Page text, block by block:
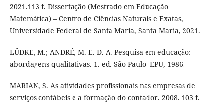
2021.113 f. Dissertação (Mestrado em Educação
Matemática) – Centro de Ciências Naturais e Exatas,
Universidade Federal de Santa Maria, Santa Maria, 2021.
LÜDKE, M.; ANDRÉ, M. E. D. A. Pesquisa em educação:
abordagens qualitativas. 1. ed. São Paulo: EPU, 1986.
MARIAN, S. As atividades profissionais nas empresas de
serviços contábeis e a formação do contador. 2008. 103 f.